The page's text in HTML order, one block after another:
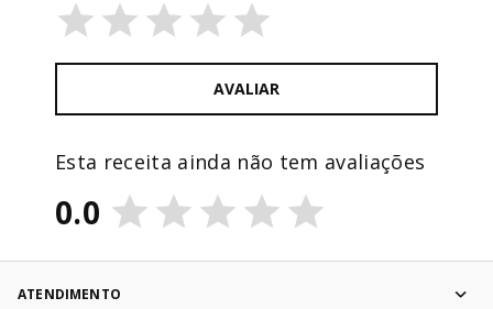
Esta receita ainda não tem avaliações
0.0
AVALIAR
ATENDIMENTO